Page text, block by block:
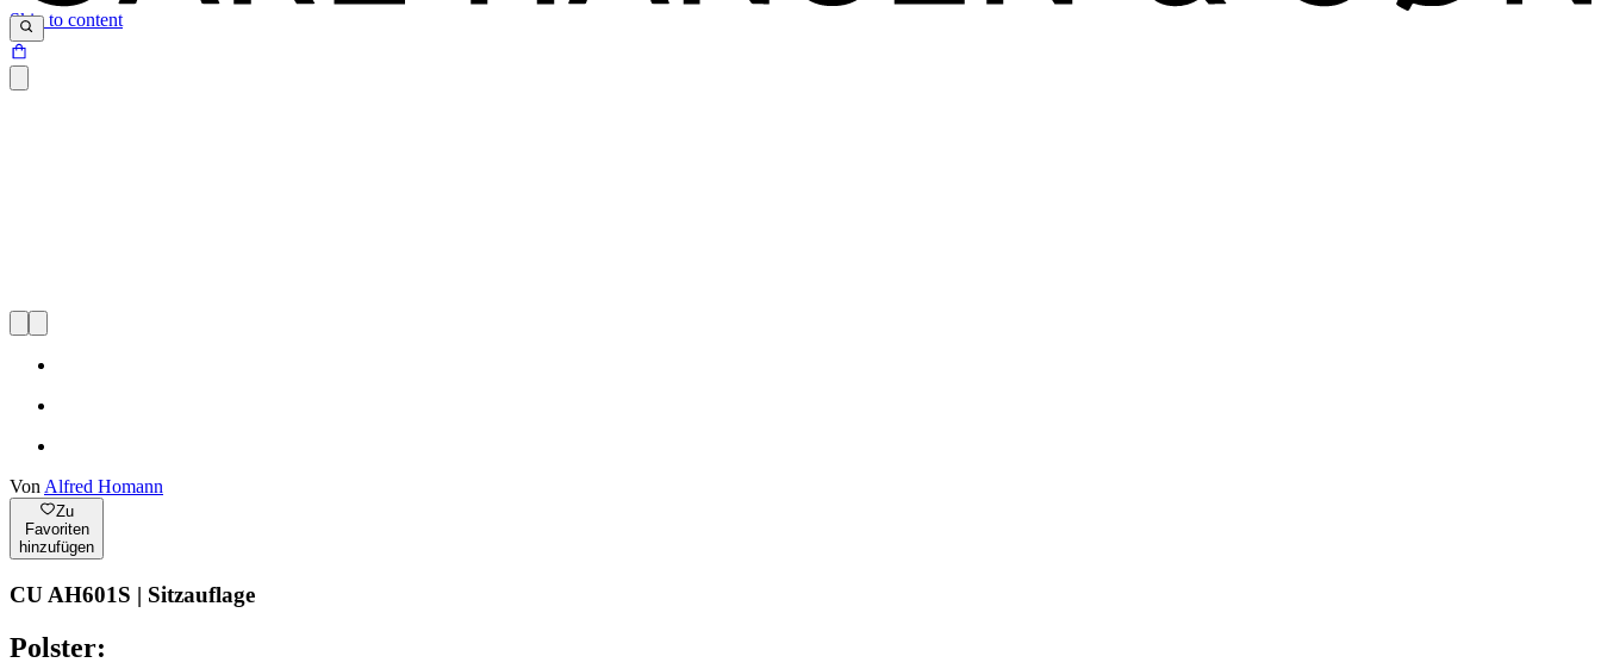
Skip to content
Von Alfred Homann
Zu
Favoriten
hinzufügen
CU AH601S | Sitzauflage
Polster: